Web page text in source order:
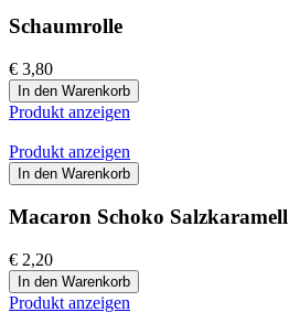
Schaumrolle
€ 3,80
In den Warenkorb
Produkt anzeigen
Produkt anzeigen
In den Warenkorb
Macaron Schoko Salzkaramell
€ 2,20
In den Warenkorb
Produkt anzeigen